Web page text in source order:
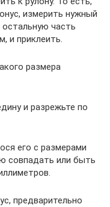
измерить нужный
часть
и приклеить.
размера
и разрежьте по
его с размерами
совпадать или быть
предварительно